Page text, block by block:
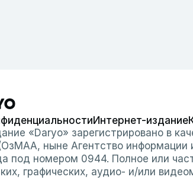
Интернет-издание
«Daryo» зарегистрировано в
ныне Агентство
под номером 0944. Полное или
графических, аудио- и/или